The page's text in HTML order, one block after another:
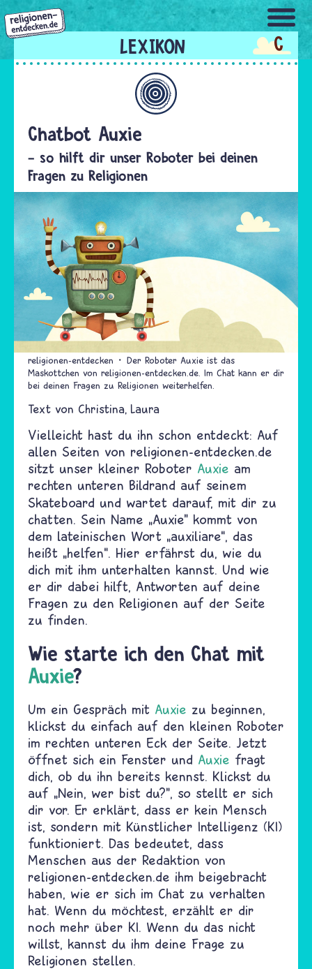
Direkt
zum
Inhalt
C
Chatbot Auxie
- so hilft dir unser Roboter bei deinen
Fragen zu Religionen
religionen-entdecken
Der Roboter Auxie ist das
Maskottchen von religionen-entdecken.de. Im Chat kann er dir
bei deinen Fragen zu Religionen weiterhelfen.
Text von Christina Laura
Vielleicht hast du ihn schon entdeckt: Auf
allen Seiten von religionen-entdecken.de
sitzt unser kleiner Roboter Auxie am
rechten unteren Bildrand auf seinem
Skateboard und wartet darauf, mit dir zu
chatten. Sein Name „Auxie" kommt von
dem lateinischen Wort „auxiliare“, das
heißt „helfen“. Hier erfährst du, wie du
dich mit ihm unterhalten kannst. Und wie
er dir dabei hilft, Antworten auf deine
Fragen zu den Religionen auf der Seite
zu finden.
Wie starte ich den Chat mit
Auxie?
Um ein Gespräch mit Auxie zu beginnen,
klickst du einfach auf den kleinen Roboter
im rechten unteren Eck der Seite. Jetzt
öffnet sich ein Fenster und Auxie fragt
dich, ob du ihn bereits kennst. Klickst du
auf „Nein, wer bist du?", so stellt er sich
dir vor. Er erklärt, dass er kein Mensch
ist, sondern mit Künstlicher Intelligenz (KI)
funktioniert. Das bedeutet, dass
Menschen aus der Redaktion von
religionen-entdecken.de ihm beigebracht
haben, wie er sich im Chat zu verhalten
hat. Wenn du möchtest, erzählt er dir
noch mehr über KI. Wenn du das nicht
willst, kannst du ihm deine Frage zu
Religionen stellen.